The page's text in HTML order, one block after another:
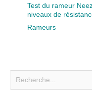
Test du rameur
niveaux de
Rameurs